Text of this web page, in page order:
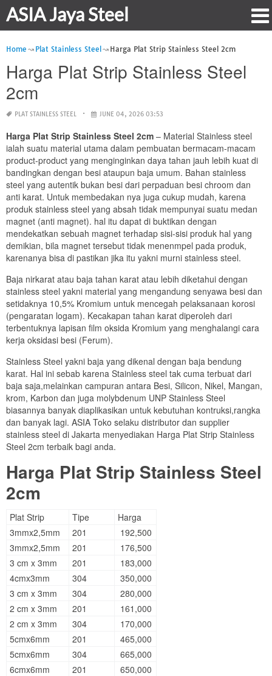
ASIA Jaya Steel
Home Plat Stainless Steel Harga Plat Strip Stainless Steel 2cm
Harga Plat Strip Stainless Steel
2cm
PLAT STAINLESS STEEL JUNE 04, 2026 03:53
Harga Plat Strip Stainless Steel 2cm – Material Stainless steel
ialah suatu material utama dalam pembuatan bermacam-macam
product-product yang menginginkan daya tahan jauh lebih kuat di
bandingkan dengan besi ataupun baja umum. Bahan stainless
steel yang autentik bukan besi dari perpaduan besi chroom dan
anti karat. Untuk membedakan nya juga cukup mudah, karena
produk stainless steel yang absah tidak mempunyai suatu medan
magnet (anti magnet). hal itu dapat di buktikan dengan
mendekatkan sebuah magnet terhadap sisi-sisi produk hal yang
demikian, bila magnet tersebut tidak menenmpel pada produk,
karenanya bisa di pastikan jika itu yakni murni stainless steel.
Baja nirkarat atau baja tahan karat atau lebih diketahui dengan
stainless steel yakni material yang mengandung senyawa besi dan
setidaknya 10,5% Kromium untuk mencegah pelaksanaan korosi
(pengaratan logam). Kecakapan tahan karat diperoleh dari
terbentuknya lapisan film oksida Kromium yang menghalangi cara
kerja oksidasi besi (Ferum).
Stainless Steel yakni baja yang dikenal dengan baja bendung
karat. Hal ini sebab karena Stainless steel tak cuma terbuat dari
baja saja,melainkan campuran antara Besi, Silicon, Nikel, Mangan,
krom, Karbon dan juga molybdenum UNP Stainless Steel
biasannya banyak diaplikasikan untuk kebutuhan kontruksi,rangka
dan banyak lagi. ASIA Toko selaku distributor dan supplier
stainless steel di Jakarta menyediakan Harga Plat Strip Stainless
Steel 2cm terbaik bagi anda.
Harga Plat Strip Stainless Steel
2cm
Plat Strip Tipe
Harga
3mmx2,5mm
201
192,500
3mmx2,5mm
201
176,500
3 cm x 3mm
201
183,000
4cmx3mm
304
350,000
3 cm x 3mm
304
280,000
2 cm x 3mm
201
161,000
2 cm x 3mm
304
170,000
5cmx6mm
201
465,000
5cmx6mm
304
665,000
6cmx6mm
201
650,000